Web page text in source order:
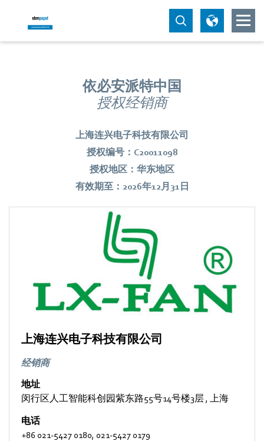
依必安派特中国
授权经销商
上海连兴电子科技有限公司
授权编号：C20011098
授权地区：华东地区
有效期至：2026年12月31日
上海连兴电子科技有限公司
经销商
地址
闵行区人工智能科创园紫东路55号14号楼3层, 上海
电话
+86 021-5427 0180, 021-5427 0179